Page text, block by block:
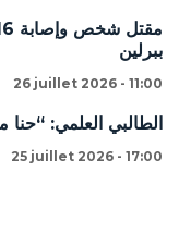
ببرلين
26 juillet 2026 - 11:00
الطالبي العلمي:
25 juillet 2026 - 17:00